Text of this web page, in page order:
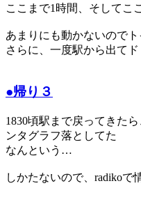
ここまで1時間、そしてこ
あまりにも動かないのでト
さらに、一度駅から出て
●帰り３
1830頃駅まで戻ってきた
ンタグラフ落としてた
なんという…
しかたないので、radikoで